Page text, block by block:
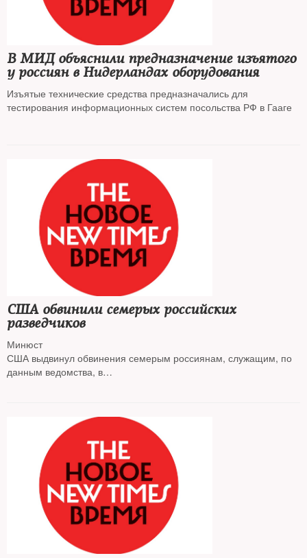
В МИД объяснили предназначение изъятого
у россиян в Нидерландах оборудования
Изъятые технические средства предназначались для
тестирования информационных систем посольства РФ в Гааге
США обвинили семерых российских
разведчиков
Минюст
США выдвинул обвинения семерым россиянам, служащим, по
данным ведомства, в